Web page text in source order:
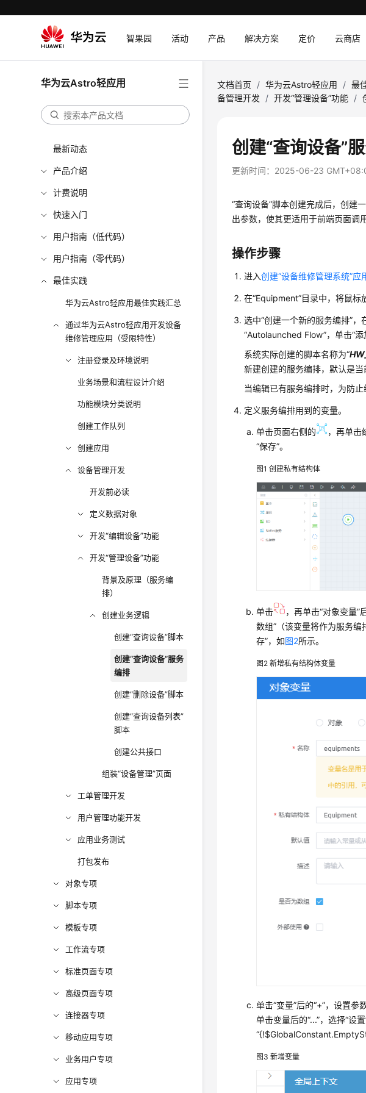
智果园 活动 产品 解决方案 定价 云商店
华为云Astro轻应用
最新动态
产品介绍
计费说明
快速入门
用户指南（低代码）
用户指南（零代码）
最佳实践
华为云Astro轻应用最佳实践汇总
通过华为云Astro轻应用开发设备
维修管理应用（受限特性）
注册登录及环境说明
业务场景和流程设计介绍
功能模块分类说明
创建工作队列
创建应用
设备管理开发
开发前必读
定义数据对象
开发“编辑设备”功能
开发“管理设备”功能
背景及原理（服务编
排）
创建业务逻辑
创建“查询设备”脚本
创建“查询设备”服务
编排
创建“删除设备”脚本
创建“查询设备列表”
脚本
创建公共接口
组装“设备管理”页面
工单管理开发
用户管理功能开发
应用业务测试
打包发布
对象专项
脚本专项
模板专项
工作流专项
标准页面专项
高级页面专项
连接器专项
移动应用专项
业务用户专项
应用专项
文档首页 / 华为云Astro轻应用 / 最
备管理开发
/ 开发“管理设备”功能 /
创建“查询设备”
更新时间： 2025-06-23
“查询设备”脚本创建完成后，创建
出参数，使其更适用于前端页面调用
操作步骤
进入创建“设备维修管理系统”应
在“Equipment”目录中，将鼠标
选中“创建一个新的服务编排”，
“Autolaunched Flow”，单击“添
系统实际创建的脚本名称为“
新建创建的服务编排，默认是当
当编辑已有服务编排时，为防
定义服务编排用到的变量。
单击页面右侧的
，再单击
“保存”。
图1创建私有结构体
单击
，再单击“对象变量”
数组”（该变量将作为服务
存”，如图2所示。
图2新增私有结构体变量
单击“变量”后的“+”，设置参
单击变量后的“...”，选择“设
图3新增变量